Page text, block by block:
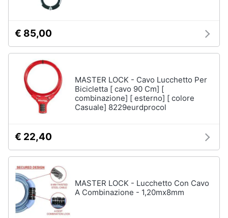
€ 85,00
MASTER LOCK - Cavo Lucchetto Per
Bicicletta [ cavo 90 Cm] [
combinazione] [ esterno] [ colore
Casuale] 8229eurdprocol
€ 22,40
MASTER LOCK - Lucchetto Con Cavo
A Combinazione - 1,20mx8mm